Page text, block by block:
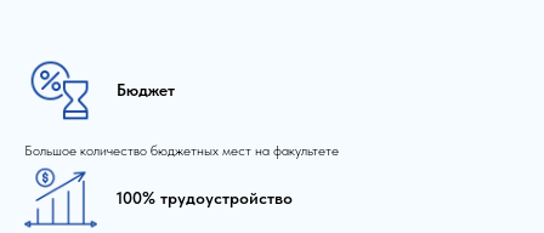
Бюджет
Большое количество бюджетных мест на факультете
100% трудоустройство